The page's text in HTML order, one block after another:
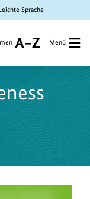
Sprache
Menü